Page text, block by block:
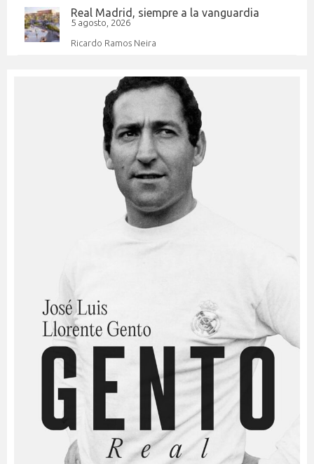
Real Madrid, siempre a la vanguardia
5 agosto, 2026
Ricardo Ramos Neira